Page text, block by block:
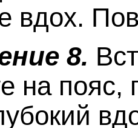
вдох.
8.
на пояс,